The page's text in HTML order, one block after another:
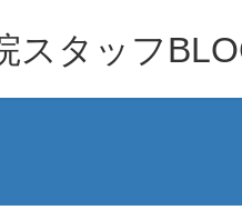
スタッフ